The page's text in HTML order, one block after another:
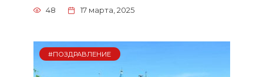
48 17 марта, 2025
#ПОЗДРАВЛЕНИЕ